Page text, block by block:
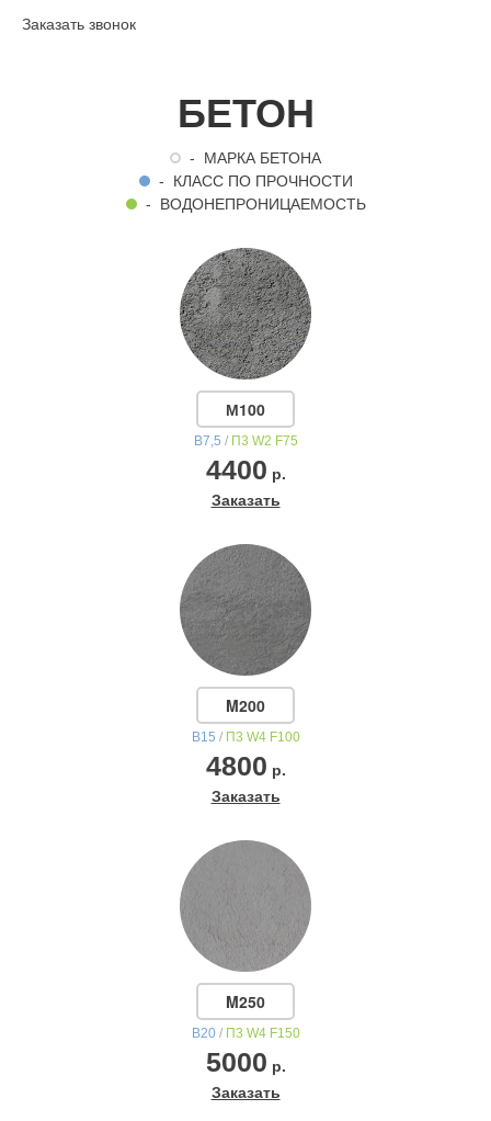
Заказать звонок
БЕТОН
- МАРКА БЕТОНА
- КЛАСС ПО ПРОЧНОСТИ
- ВОДОНЕПРОНИЦАЕМОСТЬ
М100
B7,5 / П3 W2 F75
4400 р.
Заказать
M200
В15 / П3 W4 F100
4800 р.
Заказать
M250
В20/ П3 W4 F150
5000 р.
Заказать